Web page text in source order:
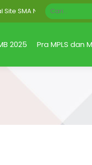
SMA Negeri 1 Taman
2025 Pra MPLS dan